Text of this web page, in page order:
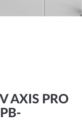
AXIS PRO